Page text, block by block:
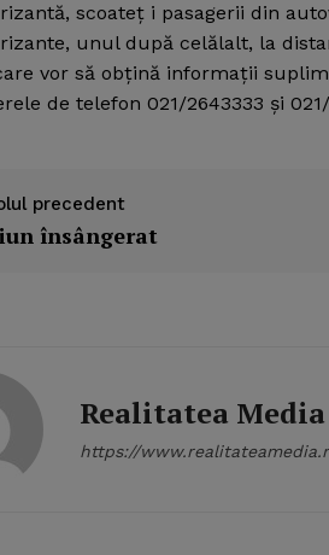
scoateţ i pasagerii din
unul după celălalt, la
vor să obţină informaţii
de telefon 021/2643333 şi
precedent
însângerat
Realitatea Media
https://